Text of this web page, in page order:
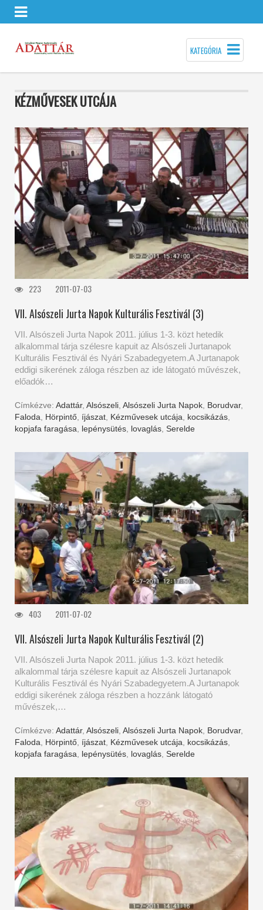
KATEGÓRIA
KÉZMŰVESEK UTCÁJA
223 2011-07-03
VII. Alsószeli Jurta Napok Kulturális Fesztivál (3)
VII. Alsószeli Jurta Napok 2011. július 1-3. közt hetedik
alkalommal tárja szélesre kapuit az Alsószeli Jurtanapok
Kulturális Fesztivál és Nyári Szabadegyetem.A Jurtanapok
eddigi sikerének záloga részben az ide látogató művészek,
előadók…
Címkézve: Adattár, Alsószeli, Alsószeli Jurta Napok, Borudvar,
Faloda, Hörpintő, íjászat, Kézművesek utcája, kocsikázás,
kopjafa faragása, lepénysütés, lovaglás, Serelde
403 2011-07-02
VII. Alsószeli Jurta Napok Kulturális Fesztivál (2)
VII. Alsószeli Jurta Napok 2011. július 1-3. közt hetedik
alkalommal tárja szélesre kapuit az Alsószeli Jurtanapok
Kulturális Fesztivál és Nyári Szabadegyetem.A Jurtanapok
eddigi sikerének záloga részben a hozzánk látogató
művészek,…
Címkézve: Adattár, Alsószeli Alsószeli Jurta Napok Borudvar,
Faloda
Hörpintő íjászat Kézművesek utcája kocsikázás
kopjafa faragása
lepénysütés lovaglás Serelde